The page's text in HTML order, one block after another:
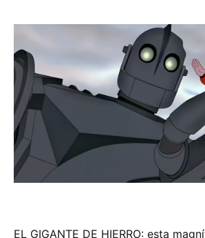
EL GIGANTE DE HIERRO: esta